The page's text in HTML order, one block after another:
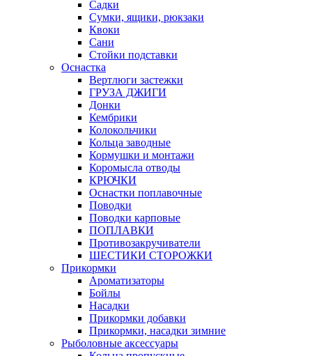
Садки
Сумки, ящики, рюкзаки
Квоки
Сани
Стойки подставки
Оснастка
Вертлюги застежки
ГРУЗА ДЖИГИ
Донки
Кембрики
Колокольчики
Кольца заводные
Кормушки и монтажи
Коромысла отводы
КРЮЧКИ
Оснастки поплавочные
Поводки
Поводки карповые
ПОПЛАВКИ
Противозакручиватели
ШЕСТИКИ СТОРОЖКИ
Прикормки
Ароматизаторы
Бойлы
Насадки
Прикормки добавки
Прикормки, насадки зимние
Рыболовные аксессуары